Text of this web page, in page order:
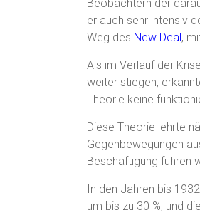
Beobachtern der
er auch sehr intensiv
Weg des New Deal,
Als im Verlauf der
weiter stiegen,
Theorie keine
Diese Theorie lehrte
Gegenbewegungen
Beschäftigung führen
In den Jahren bis
um bis zu 30 %, und